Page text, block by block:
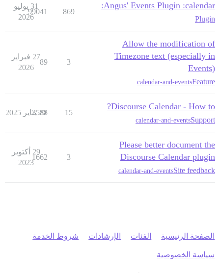
Angus' Events Plugin :calendar:
Plugin
869
99041
31 يوليو
2026
Allow the modification of
Timezone text (especially in
Events)
Feature
calendar-and-events
3
89
27 فبراير
2026
Discourse Calendar - How to?
Support
calendar-and-events
15
3588
20 يناير 2025
Please better document the
Discourse Calendar plugin
Site feedback
calendar-and-events
3
1662
29 أكتوبر
2023
الصفحة الرئيسية الفئات الإرشادات شروط الخدمة
سياسة الخصوصية